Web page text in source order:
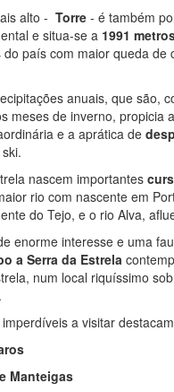
alto - Torre - é também
e situa-se a 1991
do país com maior queda de
anuais, que são,
meses de inverno, propicia
e a aprática de
nascem importantes
rio com nascente em
do Tejo, e o rio Alva,
enorme interesse e uma
a Serra da Estrela
num local riquíssimo
a visitar
Manteigas